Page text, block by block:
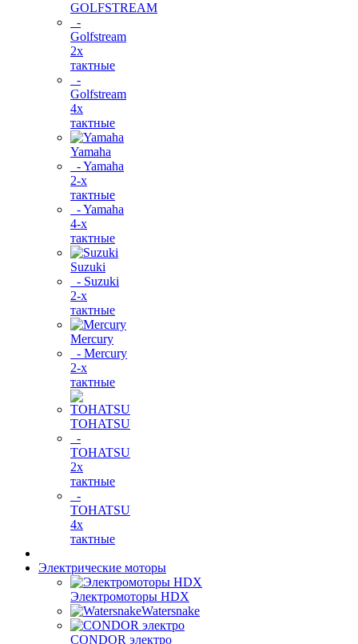
GOLFSTREAM
-
Golfstream
2х
тактные
-
Golfstream
4х
тактные
Yamaha
- Yamaha
2-х
тактные
- Yamaha
4-х
тактные
Suzuki
- Suzuki
2-х
тактные
Mercury
- Mercury
2-х
тактные
TOHATSU
-
TOHATSU
2х
тактные
-
TOHATSU
4х
тактные
Электрические моторы
Электромоторы HDX
Watersnake
CONDOR электро